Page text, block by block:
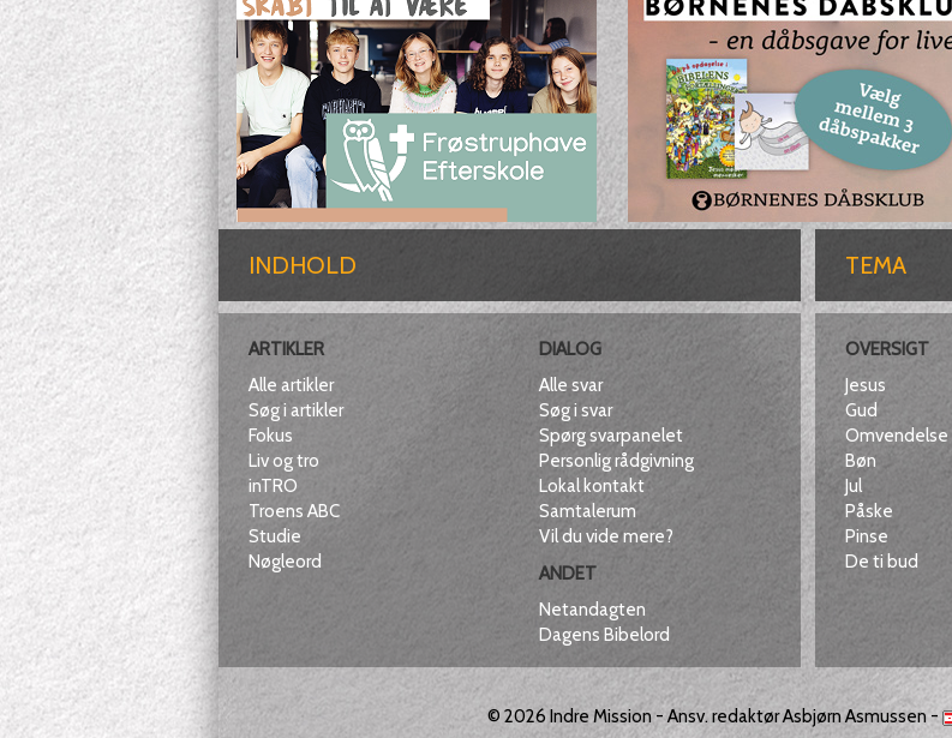
INDHOLD
ARTIKLER
Alle artikler
Søg i artikler
Fokus
Liv og tro
inTRO
Troens ABC
Studie
Nøgleord
DIALOG
Alle svar
Søg i svar
Spørg svarpanelet
Personlig rådgivning
Lokal kontakt
Samtalerum
Vil du vide mere?
ANDET
Netandagten
Dagens Bibelord
TEMA
OVERSIGT
Jesus
Gud
Omvendelse
Bøn
Jul
Påske
Pinse
De ti bud
© 2026 Indre Mission- Ansv. redaktør Asbjørn Asmussen -